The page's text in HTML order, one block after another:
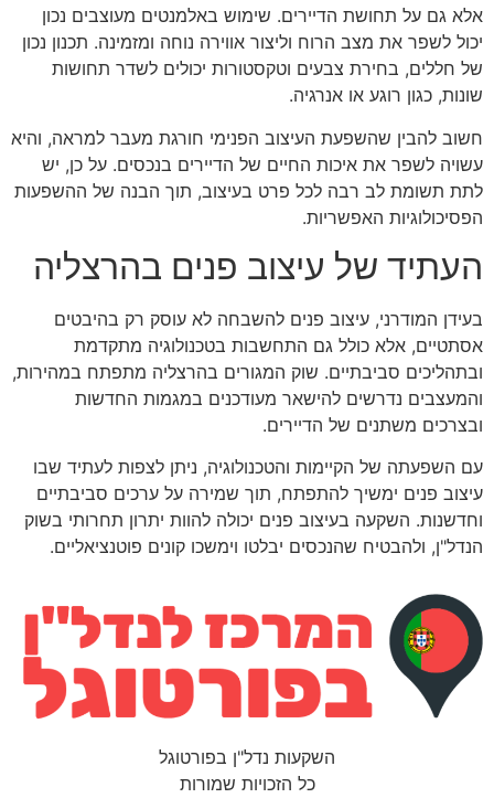
אלא גם על תחושת הדיירים. שימוש באלמנטים מעוצבים נכון
יכול לשפר את מצב הרוח וליצור אווירה נוחה ומזמינה. תכנון נכון
של חללים, בחירת צבעים וטקסטורות יכולים לשדר תחושות
שונות, כגון רוגע או אנרגיה.
חשוב להבין שהשפעת העיצוב הפנימי חורגת מעבר למראה, והיא
עשויה לשפר את איכות החיים של הדיירים בנכסים. על כן, יש
לתת תשומת לב רבה לכל פרט בעיצוב, תוך הבנה של ההשפעות
הפסיכולוגיות האפשריות.
העתיד של עיצוב פנים בהרצליה
בעידן המודרני, עיצוב פנים להשבחה לא עוסק רק בהיבטים
אסתטיים, אלא כולל גם התחשבות בטכנולוגיה מתקדמת
ובתהליכים סביבתיים. שוק המגורים בהרצליה מתפתח במהירות,
והמעצבים נדרשים להישאר מעודכנים במגמות החדשות
ובצרכים משתנים של הדיירים.
עם השפעתה של הקיימות והטכנולוגיה, ניתן לצפות לעתיד שבו
עיצוב פנים ימשיך להתפתח, תוך שמירה על ערכים סביבתיים
וחדשנות. השקעה בעיצוב פנים יכולה להוות יתרון תחרותי בשוק
הנדל"ן, ולהבטיח שהנכסים יבלטו וימשכו קונים פוטנציאליים.
השקעות נדל"ן בפורטוגל
כל הזכויות שמורות